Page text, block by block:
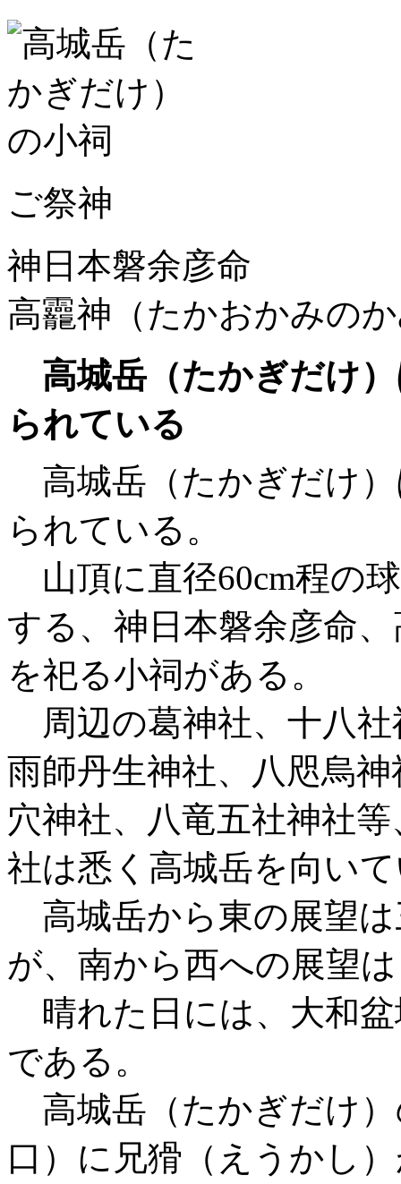
ご祭神
神日本磐余彦命
高龗神（たかおかみの
高城岳（たかぎだけ
られている
高城岳（たかぎだけ
られている。
山頂に直径60cm程の
する、神日本磐余彦命
を祀る小祠がある。
周辺の葛神社、十八社
雨師丹生神社、八咫烏
穴神社、八竜五社神社
社は悉く高城岳を向い
高城岳から東の展望
が、南から西への展望
晴れた日には、大和
である。
高城岳（たかぎだけ
口）に兄猾（えうかし